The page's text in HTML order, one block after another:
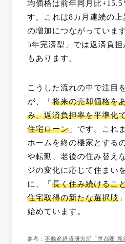
均価格は前年同月比
す。これは8カ月連続の
の増加につながっていま
5年完済型」では返済負
もあります。
こうした流れの中で注目
が、「将来の売却価格を
み、返済負担率を平準化
住宅ローン 」です。これ
ホームを終の棲家とする
や転勤、老後の住み替え
ジの変化に応じて住まい
に、「長く住み続けるこ
住宅取得の新たな選択肢
始めています。
参考：不動産経済研究所「首都圏